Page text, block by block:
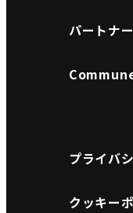
パートナ
プライバ
クッキー